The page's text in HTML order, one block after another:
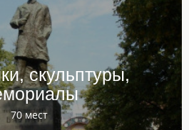
скульптуры,
70 мест